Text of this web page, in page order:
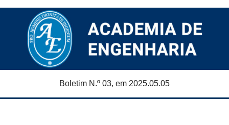
Boletim N.º 03, em 2025.05.05